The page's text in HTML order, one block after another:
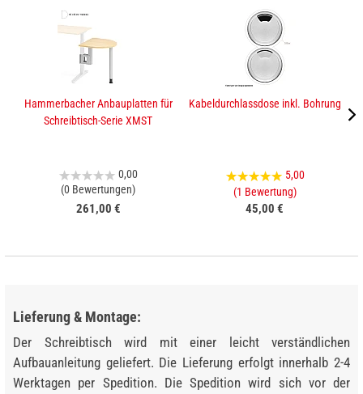
Hammerbacher Anbauplatten für
Schreibtisch-Serie XMST
0,00
(0 Bewertungen)
261,00 €
Kabeldurchlassdose inkl. Bohrung
5,00
(1 Bewertung)
45,00 €
Lieferung & Montage:
Der Schreibtisch wird mit einer leicht verständlichen
Aufbauanleitung geliefert. Die Lieferung erfolgt innerhalb 2-4
Werktagen per Spedition. Die Spedition wird sich vor der